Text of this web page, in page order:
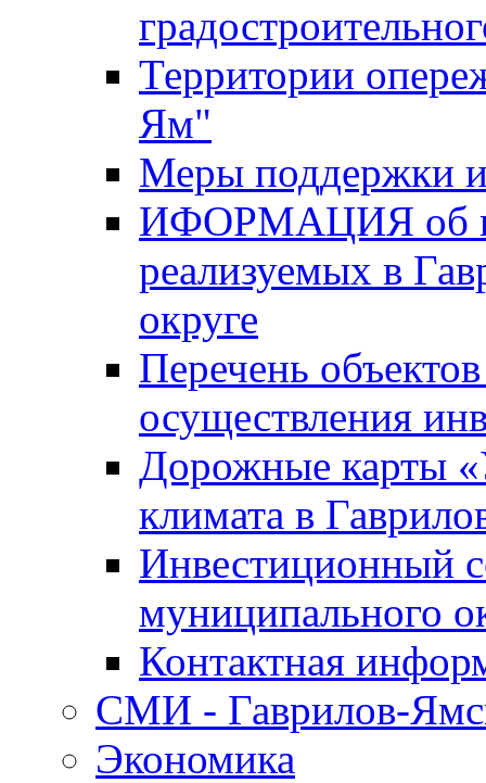
Территории
Ям"
Меры поддержки
ИФОРМАЦИЯ об
реализуемых в
округе
Перечень
осуществления
Дорожные карты
климата в
Инвестиционный
муниципального
Контактная
СМИ - Гаврилов-
Экономика